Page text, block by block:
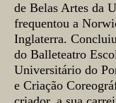
de Belas Artes da
frequentou a
Inglaterra.
do Balleteatro
Universitário do
e Criação